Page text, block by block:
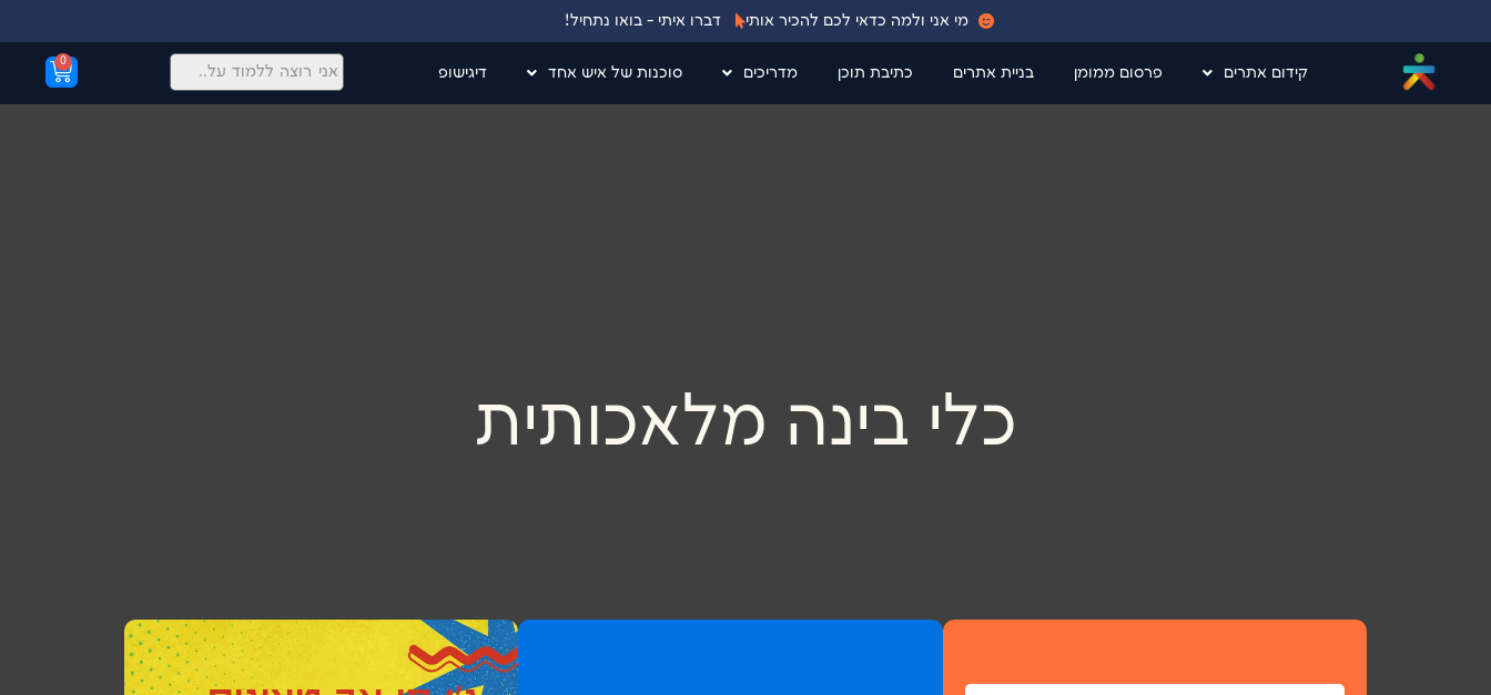
מי אני ולמה כדאי לכם להכיר אותי דברו איתי - בואו נתחיל!
קידום אתרים פרסום ממומן בניית אתרים כתיבת תוכן מדריכים סוכנות של איש אחד דיגישופ
0
כלי בינה מלאכותית